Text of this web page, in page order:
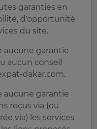
garanties en
d’opportunité
du site.
aucune garantie
aucun conseil
dakar.com.
aucune garantie
reçus via (ou
via) les services